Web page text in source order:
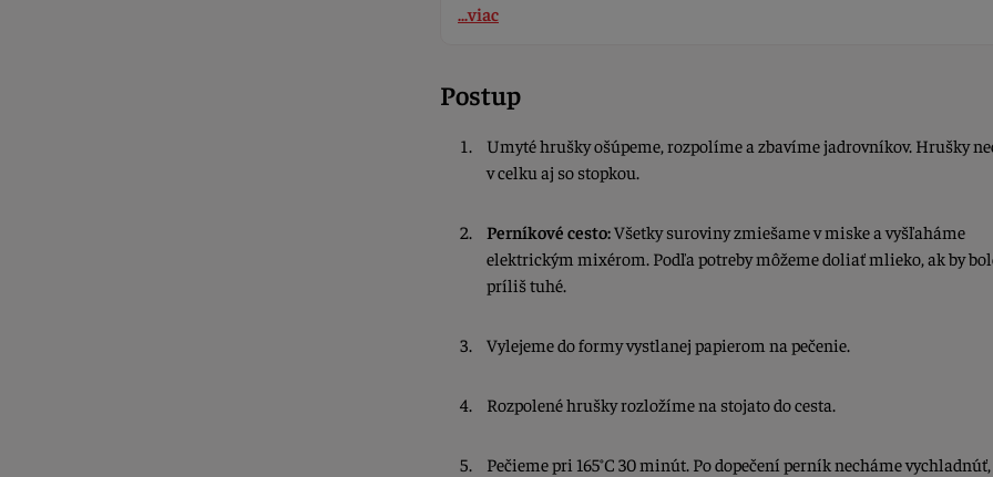
...viac
Postup
Umyté hrušky ošúpeme, rozpolíme a zbavíme jadrovníkov. Hrušky
v celku aj so stopkou.
Perníkové cesto:Všetky suroviny zmiešame v miske a vyšľaháme
elektrickým mixérom. Podľa potreby môžeme doliať mlieko, ak by
príliš tuhé.
Vylejeme do formy vystlanej papierom na pečenie.
Rozpolené hrušky rozložíme na stojato do cesta.
Pečieme pri 165°C 30 minút. Po dopečení perník necháme vychladnúť,